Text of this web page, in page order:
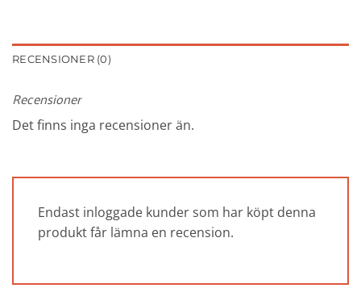
RECENSIONER (0)
Recensioner
Det finns inga recensioner än.
Endast inloggade kunder som har köpt denna
produkt får lämna en recension.